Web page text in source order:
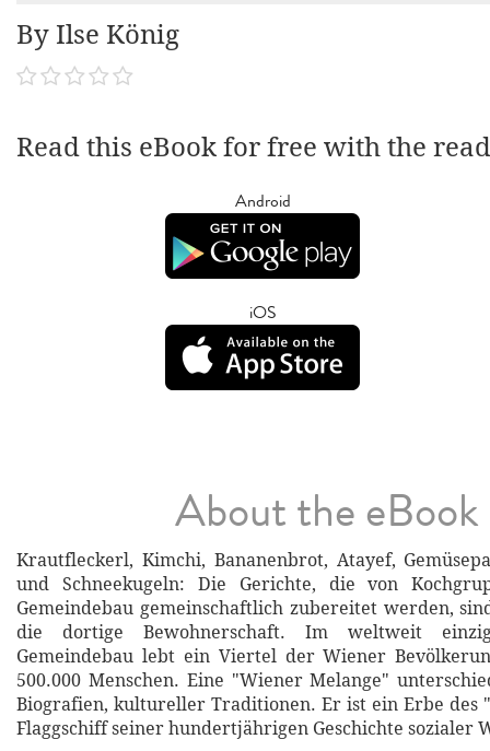
By Ilse König
Read this eBook for free with the
Android
iOS
About the eBook
Krautfleckerl, Kimchi, Bananenbrot, Atayef,
und Schneekugeln: Die Gerichte, die von
Gemeindebau gemeinschaftlich zubereitet werden,
die dortige Bewohnerschaft. Im weltweit
Gemeindebau lebt ein Viertel der Wiener
500.000 Menschen. Eine "Wiener Melange"
Biografien, kultureller Traditionen. Er ist ein Erbe des
Flaggschiff seiner hundertjährigen Geschichte sozialer